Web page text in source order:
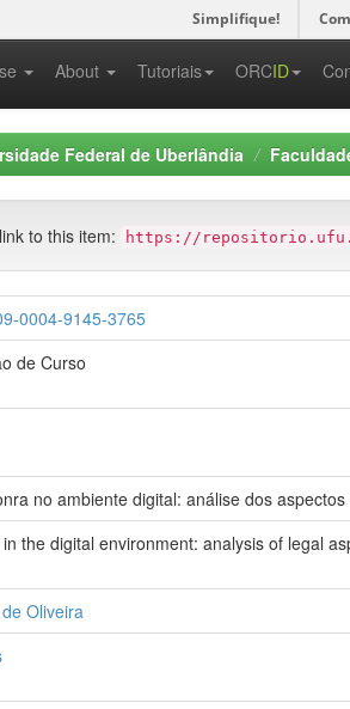
Simplifique!
About Tutoriais ORCID
Federal de Uberlândia
to this item: https://
0004-9145-3765
de Curso
no ambiente digital: análise dos
the digital environment: analysis of legal
Oliveira